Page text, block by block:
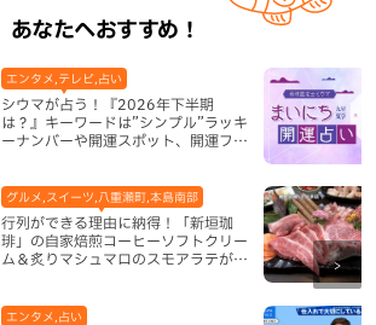
あなたへおすすめ！
シウマが占う！『2026年下半期
は？』キーワードは”シンプル”ラッキ
ーナンバーや開運スポット、開運フー
エンタメ,テレビ,占い
行列ができる理由に納得！「新垣珈
琲」の自家焙煎コーヒーソフトクリー
ム＆炙りマシュマロのスモアラテが絶
グルメ,スイーツ,八重瀬町,本島南部
エンタメ,占い